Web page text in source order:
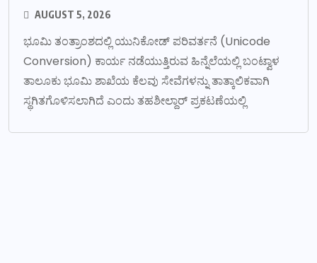
AUGUST 5, 2026
ಭೂಮಿ ತಂತ್ರಾಂಶದಲ್ಲಿ ಯುನಿಕೋಡ್ ಪರಿವರ್ತನೆ (Unicode
Conversion) ಕಾರ್ಯ ನಡೆಯುತ್ತಿರುವ ಹಿನ್ನೆಲೆಯಲ್ಲಿ ಬಂಟ್ವಾಳ
ತಾಲೂಕು ಭೂಮಿ ಶಾಖೆಯ ಕೆಲವು ಸೇವೆಗಳನ್ನು ತಾತ್ಕಾಲಿಕವಾಗಿ
ಸ್ಥಗಿತಗೊಳಿಸಲಾಗಿದೆ ಎಂದು ತಹಶೀಲ್ದಾರ್ ಪ್ರಕಟಣೆಯಲ್ಲಿ